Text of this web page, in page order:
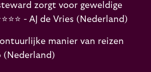
zorgt voor geweldige
- AJ de Vries (Nederland)
manier van reizen
(Nederland)